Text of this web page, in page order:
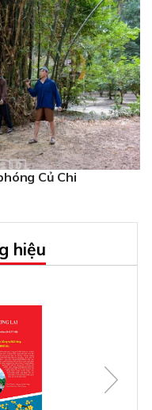
Củ Chi
hiệu